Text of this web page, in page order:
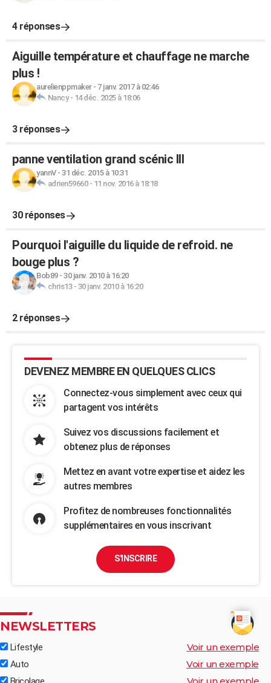
4 réponses
Aiguille température et chauffage ne marche
plus !
aurelienppmaker- 7 janv. 2017 à 02:46
Nancy- 14 déc. 2025 à 18:06
3 réponses
panne ventilation grand scénic III
yannV- 31 déc. 2015 à 10:31
adrien59660- 11 nov. 2016 à 18:18
30 réponses
Pourquoi l'aiguille du liquide de refroid. ne
bouge plus ?
Bob89- 30 janv. 2010 à 16:20
chris13- 30 janv. 2010 à 16:20
2 réponses
DEVENEZ MEMBRE EN QUELQUES CLICS
Connectez-vous simplement avec ceux qui
partagent vos intérêts
Suivez vos discussions facilement et
obtenez plus de réponses
Mettez en avant votre expertise et aidez les
autres membres
Profitez de nombreuses fonctionnalités
supplémentaires en vous inscrivant
S'INSCRIRE
NEWSLETTERS
Lifestyle Voir un exemple
Auto Voir un exemple